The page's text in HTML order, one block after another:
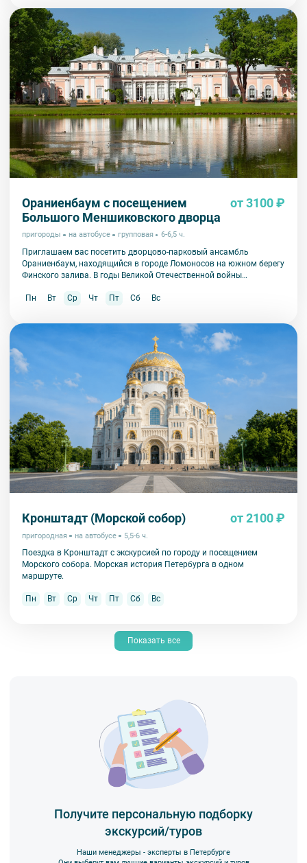
Ораниенбаум с посещением
Большого Меншиковского дворца
от 3100 ₽
пригороды на автобусе групповая 6-6,5 ч.
Приглашаем вас посетить дворцово-парковый ансамбль
Ораниенбаум, находящийся в городе Ломоносов на южном берегу
Финского залива. В годы Великой Отечественной войны
другие пригороды Петербурга и сохранил свою историческую
Пн Вт Ср Чт Пт Сб Вс
Кронштадт (Морской собор) от 2100 ₽
пригородная на автобусе 5,5-6 ч.
Поездка в Кронштадт с экскурсией по городу и посещением
Морского собора. Морская история Петербурга в одном
маршруте.
Пн Вт Ср Чт Пт Сб Вс
Показать все
Получите персональную подборку
экскурсий/туров
Наши менеджеры - эксперты в Петербурге